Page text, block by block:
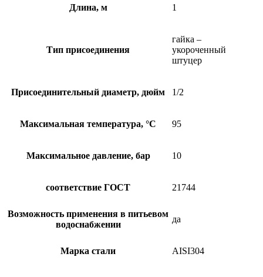
Длина, м 1
Тип присоединения
гайка –
укороченный
штуцер
Присоединительный диаметр, дюйм 1/2
Максимальная температура, °C 95
Максимальное давление, бар 10
соответствие ГОСТ 21744
Возможность применения в питьевом
водоснабжении
да
Марка стали AISI304